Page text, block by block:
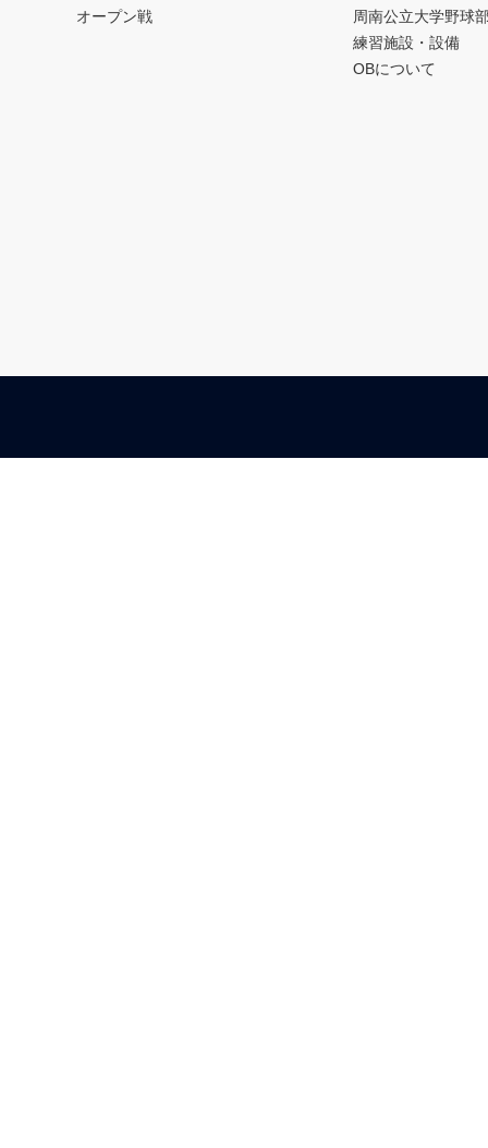
オープン戦
周南公立大学野球
練習施設・設備
OBについて